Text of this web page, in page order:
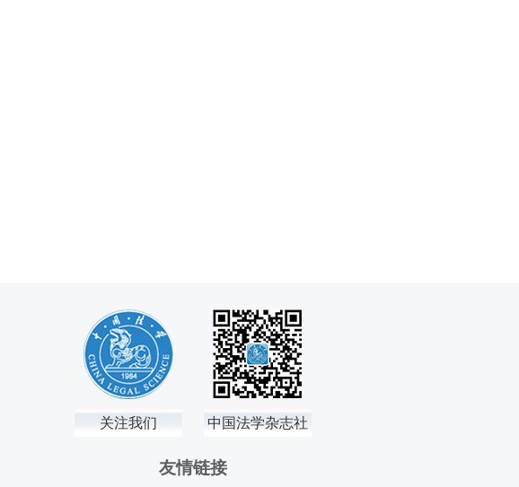
关注我们 中国法学杂志社
友情链接